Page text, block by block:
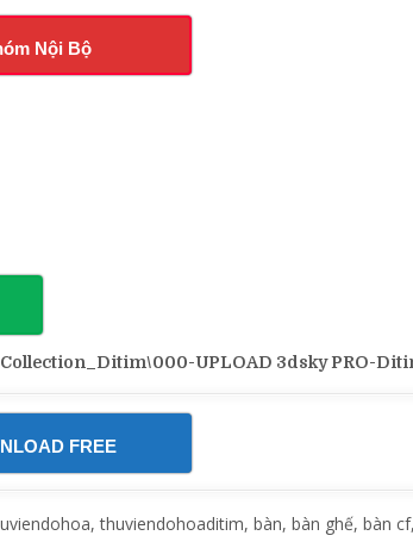
Nội Bộ
UPLOAD 3dsky PRO-
FREE
thuviendohoaditim, bàn, bàn ghế, bàn